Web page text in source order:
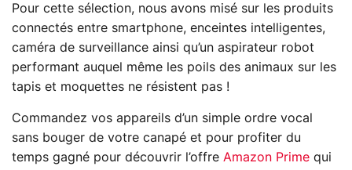
Pour cette sélection, nous avons misé sur les produits
connectés entre smartphone, enceintes intelligentes,
caméra de surveillance ainsi qu’un aspirateur robot
performant auquel même les poils des animaux sur les
tapis et moquettes ne résistent pas !
Commandez vos appareils d’un simple ordre vocal
sans bouger de votre canapé et pour profiter du
temps gagné pour découvrir l’offre Amazon Prime qui